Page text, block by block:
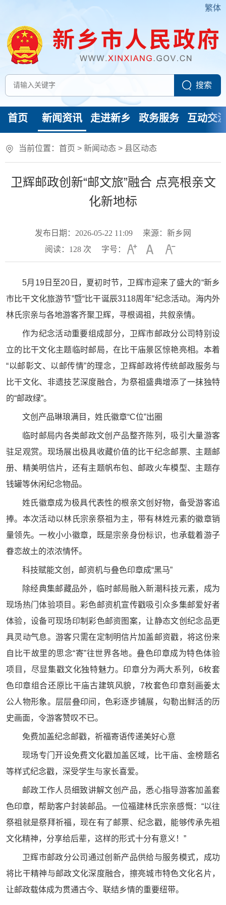
繁体
首页 新闻资讯 走进新乡 政务服务 互动交
当前位置： 首页 > 新闻动态 > 县区动态
卫辉邮政创新“邮文旅”融合 点亮根亲文
化新地标
发布日期：2026-05-22 11:09
来源：新乡网
阅读： 128次 字号：
5月19日至20日，夏初时节，卫辉市迎来了盛大的“新乡
市比干文化旅游节”暨“比干诞辰3118周年”纪念活动。海内外
林氏宗亲与各地游客齐聚卫辉，寻根谒祖，共叙亲情。
作为纪念活动重要组成部分，卫辉市邮政分公司特别设
立的比干文化主题临时邮局，在比干庙景区惊艳亮相。本着
“以邮彰文、以邮传情”的理念，卫辉邮政将传统邮政服务与
比干文化、非遗技艺深度融合，为祭祖盛典增添了一抹独特
的“邮政绿”。
文创产品琳琅满目，姓氏徽章“C位”出圈
临时邮局内各类邮政文创产品整齐陈列，吸引大量游客
驻足观赏。现场展出极具收藏价值的比干纪念邮票、主题邮
册、精美明信片，还有主题帆布包、邮政火车模型、主题存
钱罐等休闲纪念物品。
姓氏徽章成为极具代表性的根亲文创好物，备受游客追
捧。本次活动以林氏宗亲祭祖为主，带有林姓元素的徽章销
量领先。一枚小小徽章，既是宗亲身份标识，也承载着游子
眷恋故土的浓浓情怀。
科技赋能文创，邮资机与叠色印章成“黑马”
除经典集邮藏品外，临时邮局融入新潮科技元素，成为
现场热门体验项目。彩色邮资机宣传戳吸引众多集邮爱好者
体验，设备可现场印制彩色邮资图案，让静态文创纪念品更
具灵动气息。游客只需在定制明信片加盖邮资戳，将这份来
自比干故里的思念“寄”往世界各地。叠色印章成为特色体验
项目，尽显集戳文化独特魅力。印章分为两大系列，6枚套
色印章组合还原比干庙古建筑风貌，7枚套色印章刻画姜太
公人物形象。层层叠印间，色彩逐步铺展，勾勒出鲜活的历
史画面，令游客赞叹不已。
免费加盖纪念邮戳，祈福寄语传递美好心意
现场专门开设免费文化戳加盖区域，比干庙、金榜题名
等样式纪念戳，深受学生与家长喜爱。
邮政工作人员细致讲解文创产品，悉心指导游客加盖套
色印章，帮助客户封装邮品。一位福建林氏宗亲感慨：“以往
祭祖就是祭拜祈福，现在有了邮票、纪念戳，能够传承先祖
文化精神，分享给后辈，这样的形式十分有意义！”
卫辉市邮政分公司通过创新产品供给与服务模式，成功
将比干精神与邮政文化深度融合，擦亮城市特色文化名片，
让邮政载体成为贯通古今、联结乡情的重要纽带。